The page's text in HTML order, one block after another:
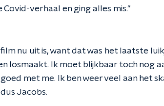
verhaal en ging alles mis."
nu uit is, want dat was het laatste
losmaakt. Ik moet blijkbaar toch nog
met me. Ik ben weer veel aan het
Jacobs.